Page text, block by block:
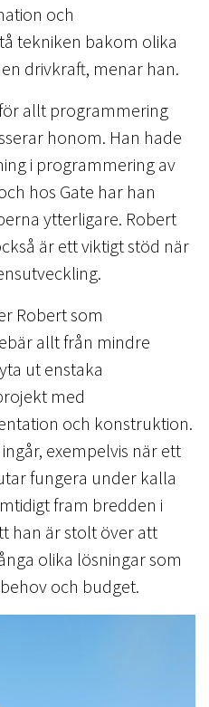
och
tekniken bakom olika
drivkraft, menar han.
allt programmering
honom. Han hade
i programmering av
hos Gate har han
ytterligare. Robert
är ett viktigt stöd när
Robert som
allt från mindre
ut enstaka
med
och konstruktion.
exempelvis när ett
fungera under kalla
fram bredden i
han är stolt över att
olika lösningar som
och budget.